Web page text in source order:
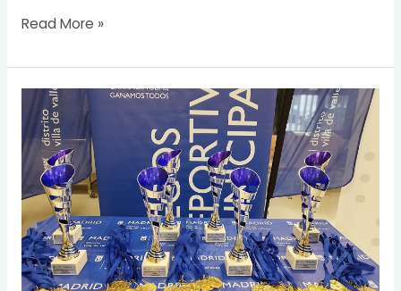
Read More »
vencedores
del
Torneo
de
Ajedrez
Villa
de
Vallecas,